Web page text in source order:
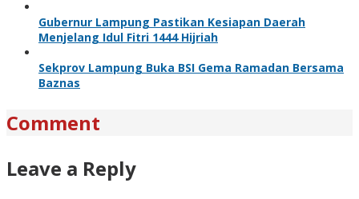
Gubernur Lampung Pastikan Kesiapan Daerah
Menjelang Idul Fitri 1444 Hijriah
Sekprov Lampung Buka BSI Gema Ramadan Bersama
Baznas
Comment
Leave a Reply